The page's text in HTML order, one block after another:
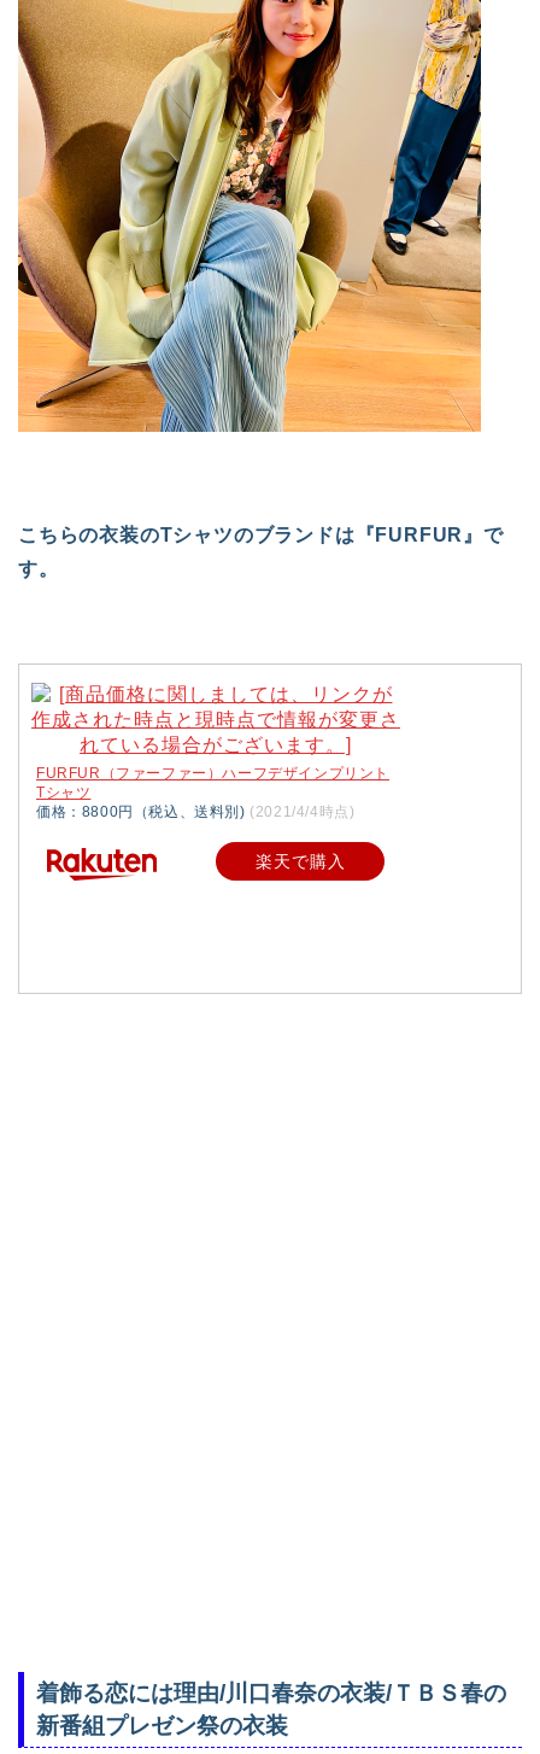
こちらの衣装のTシャツのブランドは『FURFUR』で
す。
FURFUR（ファーファー）ハーフデザインプリント
Tシャツ
価格：8800円（税込、送料別) (2021/4/4時点)
楽天で購入
着飾る恋には理由/川口春奈の衣装/ＴＢＳ春の
新番組プレゼン祭の衣装